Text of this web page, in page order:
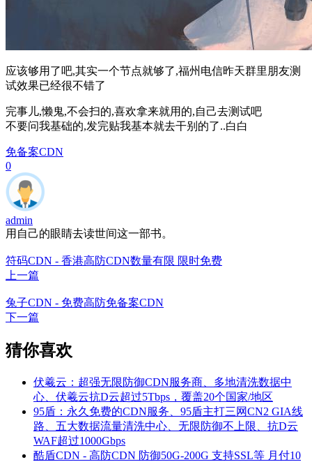
应该够用了吧,其实一个节点就够了,福州电信昨天群里朋友测
试效果已经很不错了
完事儿,懒鬼,不会扫的,喜欢拿来就用的,自己去测试吧
不要问我基础的,发完贴我基本就去干别的了..白白
免备案CDN
0
admin
用自己的眼睛去读世间这一部书。
符码CDN - 香港高防CDN数量有限 限时免费
上一篇
兔子CDN - 免费高防免备案CDN
下一篇
猜你喜欢
伏羲云：超强无限防御CDN服务商、多地清洗数据中
心、伏羲云抗D云超过5Tbps，覆盖20个国家/地区
95盾：永久免费的CDN服务、95盾主打三网CN2 GIA线
路、五大数据流量清洗中心、无限防御不上限、抗D云
WAF超过1000Gbps
酷盾CDN - 高防CDN 防御50G-200G 支持SSL等 月付10